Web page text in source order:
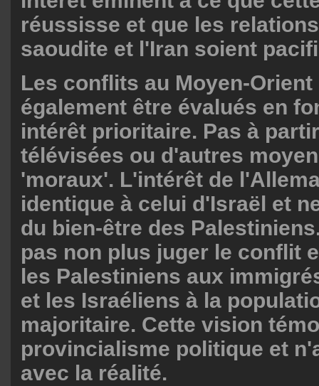
réussisse et que les
saoudite et l'Iran soient
Les conflits au Moyen-
également être évalués en
intérêt prioritaire. Pas à
télévisées ou d'autres
'moraux'. L'intérêt de
identique à celui d'Israël et
du bien-être des
pas non plus juger le conflit
les Palestiniens aux
et les Israéliens à la
majoritaire. Cette vision
provincialisme politique et
avec la réalité.